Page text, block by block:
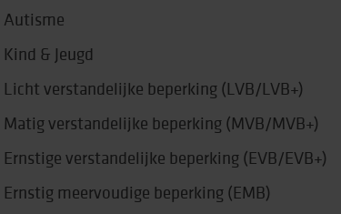
Autisme
Kind & Jeugd
Licht verstandelijke beperking (LVB/LVB+)
Matig verstandelijke beperking (MVB/MVB+)
Ernstige verstandelijke beperking (EVB/EVB+)
Ernstig meervoudige beperking (EMB)